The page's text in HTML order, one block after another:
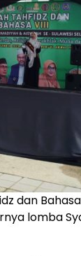
dan
lomba